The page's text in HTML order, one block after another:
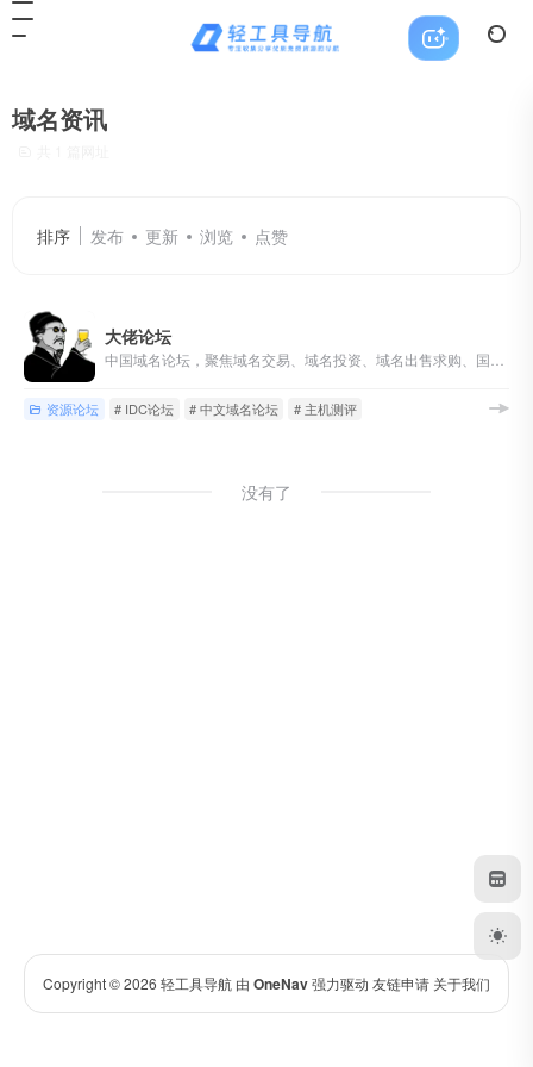
域名资讯
排序 发布 更新 浏览 点赞
大佬论坛
资源论坛 # IDC论坛 # 中文域名论坛 # 主机测评
没有了
Copyright © 2026 轻工具导航 由 OneNav强力驱动 友链申请 关于我们